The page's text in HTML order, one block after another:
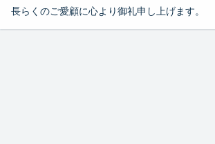
長らくのご愛顧に心より御礼申し上げます。